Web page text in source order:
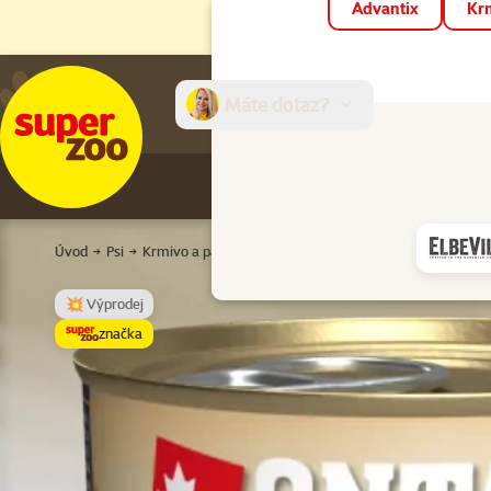
Advantix
Úvod Psi Krmivo a pamlsky Pro
💥 Výprodej
značka